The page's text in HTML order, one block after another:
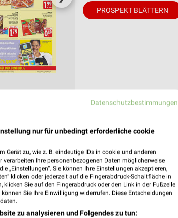
PROSPEKT BLÄTTERN
Datenschutzbestimmungen
nur für unbedingt erforderliche cookie
zu, wie z. B. eindeutige IDs in cookie und anderen
Ihre personenbezogenen Daten möglicherweise
„Einstellungen“. Sie können Ihre Einstellungen akzeptieren,
klicken oder jederzeit auf die Fingerabdruck-Schaltfläche in
Sie auf den Fingerabdruck oder den Link in der Fußzeile
Sie Ihre Einwilligung widerrufen. Diese Entscheidungen
zu analysieren und Folgendes zu tun: